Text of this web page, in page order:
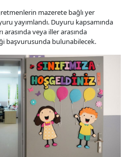
mazerete bağlı yer
yayımlandı. Duyuru kapsamında
veya iller arasında
başvurusunda bulunabilecek.